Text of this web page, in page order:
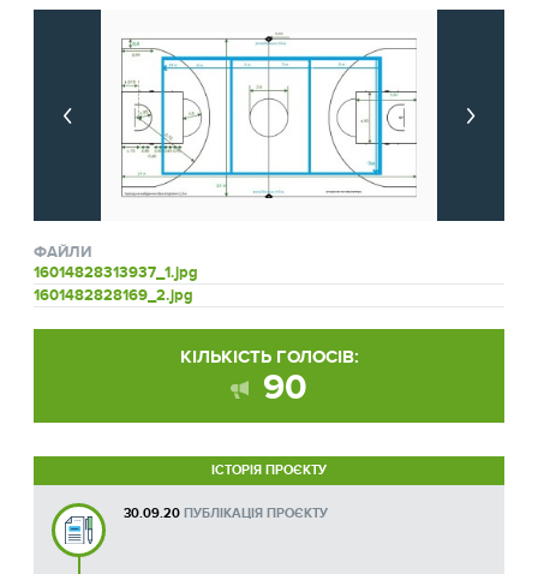
ФАЙЛИ
16014828313937_1.jpg
1601482828169_2.jpg
КІЛЬКІСТЬ ГОЛОСІВ:
90
ІСТОРІЯ ПРОЄКТУ
30.09.20 ПУБЛІКАЦІЯ ПРОЄКТУ